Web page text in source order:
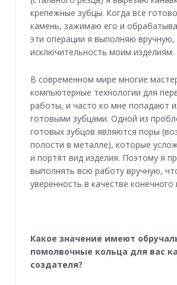
крепежные зубцы. Когда все
камень, зажимаю его и
эти операции я выполняю вручную,
исключительность моим изделиям.
В современном мире многие
компьютерные технологии для
работы, и часто ко мне попадают
готовыми зубцами. Одной из
готовых зубцов являются поры
полости в металле), которые
и портят вид изделия. Поэтому я
выполнять всю работу вручную,
уверенность в качестве конечного
Какое значение имеют
помолвочные кольца для вас
создателя?